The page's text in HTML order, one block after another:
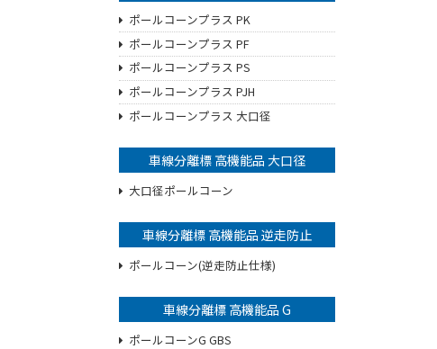
ポールコーンプラス PK
ポールコーンプラス PF
ポールコーンプラス PS
ポールコーンプラス PJH
ポールコーンプラス 大口径
車線分離標 高機能品 大口径
大口径ポールコーン
車線分離標 高機能品 逆走防止
ポールコーン(逆走防止仕様)
車線分離標 高機能品 G
ポールコーンG GBS